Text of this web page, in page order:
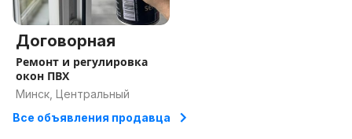
Договорная
Ремонт и регулировка
окон ПВХ
Минск, Центральный
Все объявления продавца